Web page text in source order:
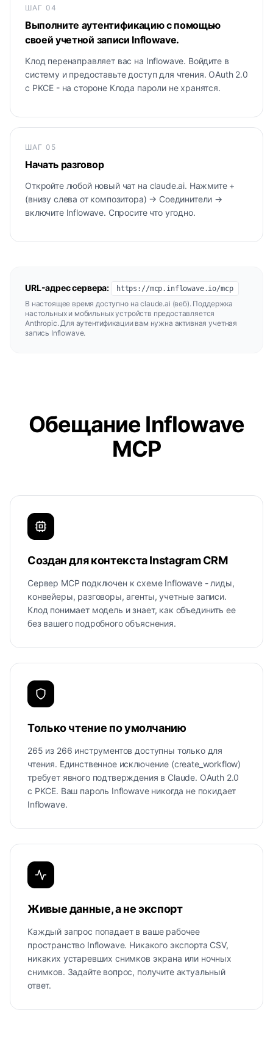
ШАГ 04
Выполните аутентификацию с помощью
своей учетной записи Inflowave.
Клод перенаправляет вас на Inflowave. Войдите в
систему и предоставьте доступ для чтения. OAuth 2.0
с PKCE - на стороне Клода пароли не хранятся.
ШАГ 05
Начать разговор
Откройте любой новый чат на claude.ai. Нажмите +
(внизу слева от композитора) → Соединители →
включите Inflowave. Спросите что угодно.
URL-адрес сервера: https://mcp.inflowave.io/mcp
В настоящее время доступно на claude.ai (веб). Поддержка
настольных и мобильных устройств предоставляется
Anthropic. Для аутентификации вам нужна активная учетная
запись Inflowave.
Обещание Inflowave
MCP
Создан для контекста Instagram CRM
Сервер MCP подключен к схеме Inflowave - лиды,
конвейеры, разговоры, агенты, учетные записи.
Клод понимает модель и знает, как объединить ее
без вашего подробного объяснения.
Только чтение по умолчанию
265 из 266 инструментов доступны только для
чтения. Единственное исключение (create_workflow)
требует явного подтверждения в Claude. OAuth 2.0
с PKCE. Ваш пароль Inflowave никогда не покидает
Inflowave.
Живые данные, а не экспорт
Каждый запрос попадает в ваше рабочее
пространство Inflowave. Никакого экспорта CSV,
никаких устаревших снимков экрана или ночных
снимков. Задайте вопрос, получите актуальный
ответ.